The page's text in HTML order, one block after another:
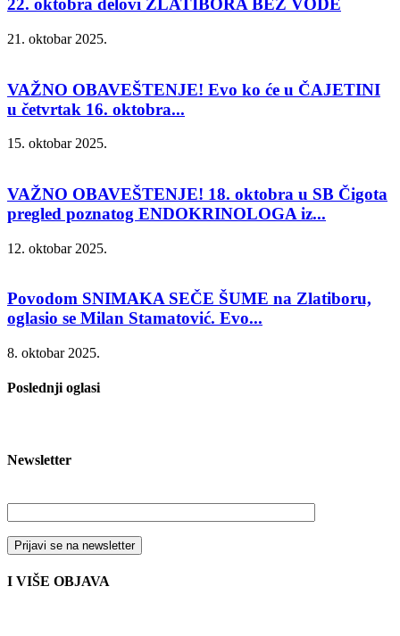
22. oktobra delovi ZLATIBORA BEZ VODE
21. oktobar 2025.
VAŽNO OBAVEŠTENJE! Evo ko će u ČAJETINI
u četvrtak 16. oktobra...
15. oktobar 2025.
VAŽNO OBAVEŠTENJE! 18. oktobra u SB Čigota
pregled poznatog ENDOKRINOLOGA iz...
12. oktobar 2025.
Povodom SNIMAKA SEČE ŠUME na Zlatiboru,
oglasio se Milan Stamatović. Evo...
8. oktobar 2025.
Poslednji oglasi
Newsletter
I VIŠE OBJAVA